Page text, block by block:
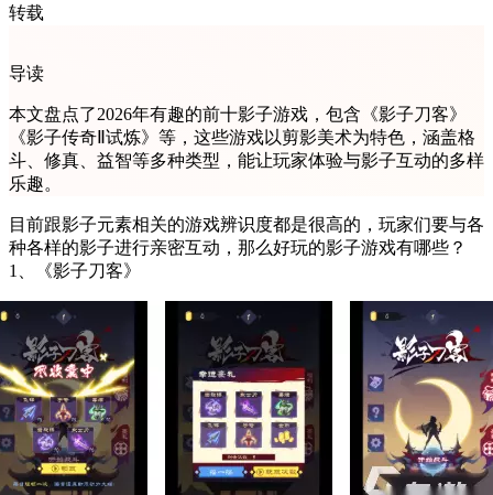
转载
导读
本文盘点了2026年有趣的前十影子游戏，包含《影子刀客》
《影子传奇Ⅱ试炼》等，这些游戏以剪影美术为特色，涵盖格
斗、修真、益智等多种类型，能让玩家体验与影子互动的多样
乐趣。
目前跟影子元素相关的游戏辨识度都是很高的，玩家们要与各
种各样的影子进行亲密互动，那么好玩的影子游戏有哪些？
1、《影子刀客》